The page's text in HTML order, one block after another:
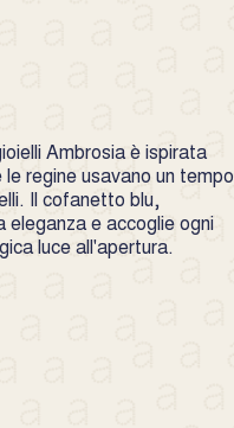
alterazioni dovute ad
manutenzione negligente.
Ambrosia è ispirata
regine usavano un tempo
Il cofanetto blu,
e accoglie ogni
luce all'apertura.